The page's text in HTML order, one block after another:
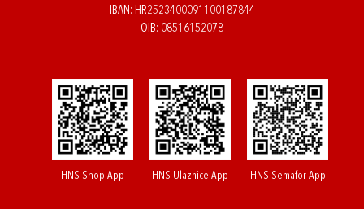
IBAN: HR2523400091100187844
OIB: 08516152078
HNS Shop App HNS Ulaznice App HNS Semafor App